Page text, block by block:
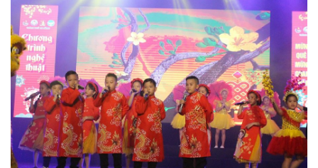
Thành Đoàn – Hội đồng Đội thành phố - Cung Thiếu nhi trao
kinh phí chương trình “Mỗi tháng một địa chỉ yêu thương” năm
học 2023 – 2024 dành cho em Trần Gia Bảo tại quận Hải Châu
với trị giá 21,5 triệu đồng; trao 20 suất quà Tết cho các em
thiếu nhi có hoàn cảnh khó khăn trên địa bàn thành phố Đà
Nẵng với tổng trị giá 14 triệu đồng. Đây là hoạt động nằm
trong chuỗi hoạt động chương trình “Xuân sẻ chia – Tết yêu
thương” năm 2024 dành cho các em thiếu nhi có hoàn cảnh
khó khăn trong và ngoài thành phố. B